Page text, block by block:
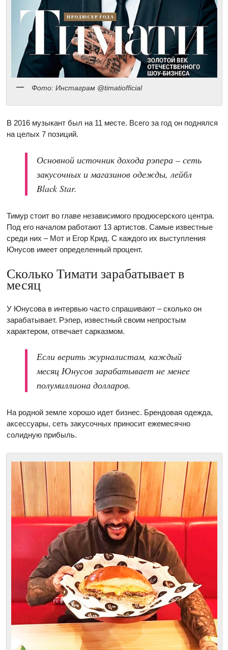
Фото: Инстаграм @timatiofficial
В 2016 музыкант был на 11 месте. Всего за год он поднялся
на целых 7 позиций.
Основной источник дохода рэпера – сеть
закусочных и магазинов одежды, лейбл
Black Star.
Тимур стоит во главе независимого продюсерского центра.
Под его началом работают 13 артистов. Самые известные
среди них – Мот и Егор Крид. С каждого их выступления
Юнусов имеет определенный процент.
Сколько Тимати зарабатывает в
месяц
У Юнусова в интервью часто спрашивают – сколько он
зарабатывает. Рэпер, известный своим непростым
характером, отвечает сарказмом.
Если верить журналистам, каждый
месяц Юнусов зарабатывает не менее
полумиллиона долларов.
На родной земле хорошо идет бизнес. Брендовая одежда,
аксессуары, сеть закусочных приносит ежемесячно
солидную прибыль.